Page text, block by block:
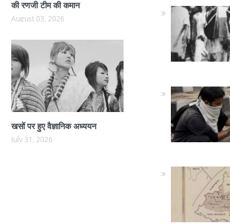
की रणजी टीम की कमान
August 03, 2026
खसों पर हुए वैज्ञानिक अध्ययन
July 31, 2026